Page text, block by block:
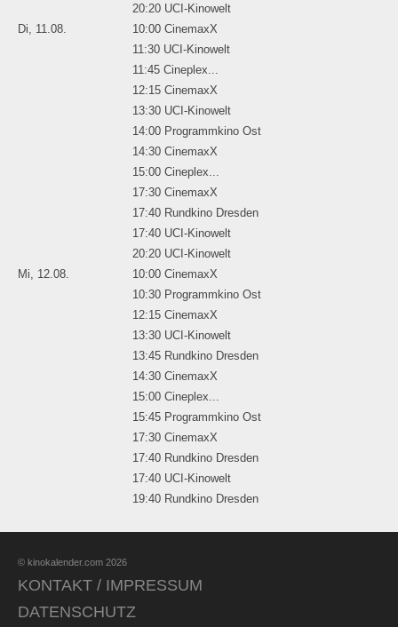
20:20 UCI-Kinowelt
Di, 11.08.
10:00 CinemaxX
11:30 UCI-Kinowelt
11:45 Cineplex...
12:15 CinemaxX
13:30 UCI-Kinowelt
14:00 Programmkino Ost
14:30 CinemaxX
15:00 Cineplex...
17:30 CinemaxX
17:40 Rundkino Dresden
17:40 UCI-Kinowelt
20:20 UCI-Kinowelt
Mi, 12.08.
10:00 CinemaxX
10:30 Programmkino Ost
12:15 CinemaxX
13:30 UCI-Kinowelt
13:45 Rundkino Dresden
14:30 CinemaxX
15:00 Cineplex...
15:45 Programmkino Ost
17:30 CinemaxX
17:40 Rundkino Dresden
17:40 UCI-Kinowelt
19:40 Rundkino Dresden
© kinokalender.com 2026
KONTAKT / IMPRESSUM
DATENSCHUTZ